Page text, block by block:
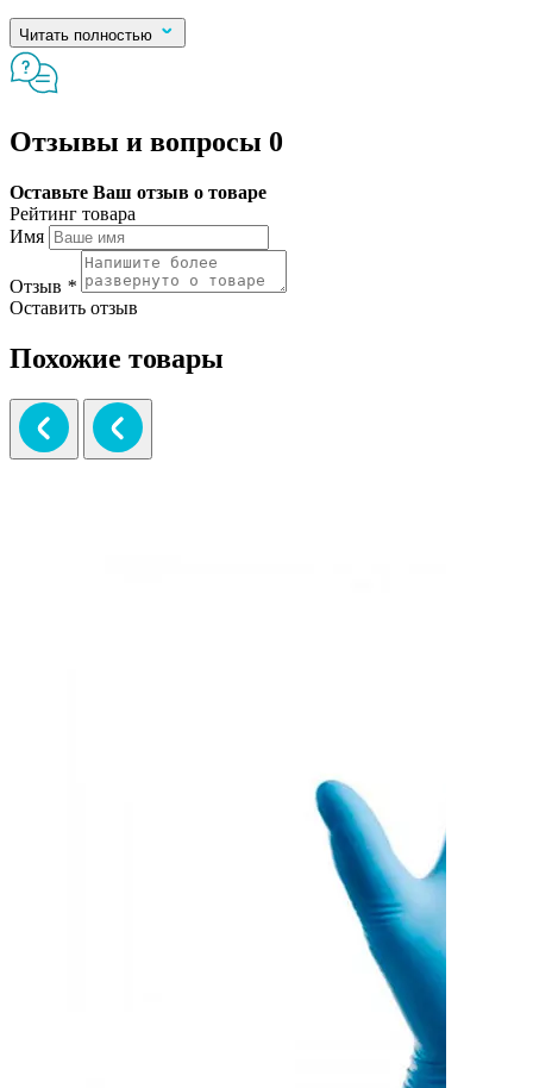
Читать полностью
Отзывы и вопросы 0
Оставьте Ваш отзыв о товаре
Рейтинг товара
Имя
Отзыв *
Оставить отзыв
Похожие товары